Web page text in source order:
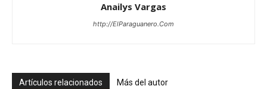
Anailys Vargas
http://ElParaguanero.Com
Artículos relacionados Más del autor